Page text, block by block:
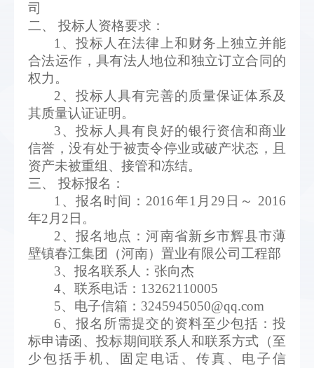
司
二、 投标人资格要求：
1、投标人在法律上和财务上独立并能
合法运作，具有法人地位和独立订立合同的
权力。
2、投标人具有完善的质量保证体系及
其质量认证证明。
3、投标人具有良好的银行资信和商业
信誉，没有处于被责令停业或破产状态，且
资产未被重组、接管和冻结。
三、 投标报名：
1、报名时间： 2016年1月29日～ 2016
年2月2日。
2、报名地点：河南省新乡市辉县市薄
壁镇春江集团（河南）置业有限公司工程部
3、报名联系人：张向杰
4、联系电话：13262110005
5、电子信箱：3245945050@qq.com
6、报名所需提交的资料至少包括：投
标申请函、投标期间联系人和联系方式（至
少包括手机、固定电话、传真、电子信